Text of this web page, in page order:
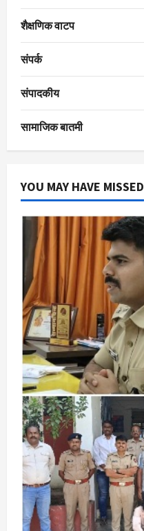
शैक्षणिक वाटप
संपर्क
संपादकीय
सामाजिक बातमी
YOU MAY HAVE MISSED